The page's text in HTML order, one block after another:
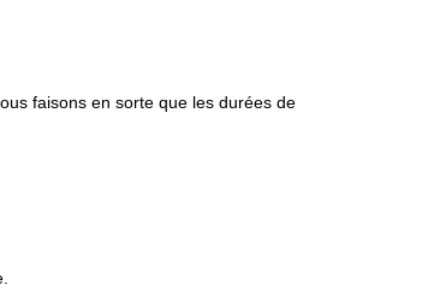
faisons en sorte que les durées de